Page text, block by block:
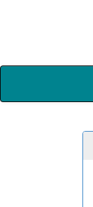
Skip